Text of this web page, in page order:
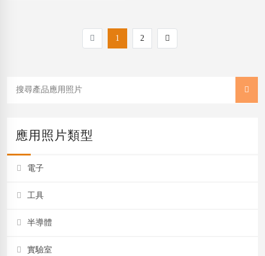
1 2
應用照片類型
電子
工具
半導體
實驗室